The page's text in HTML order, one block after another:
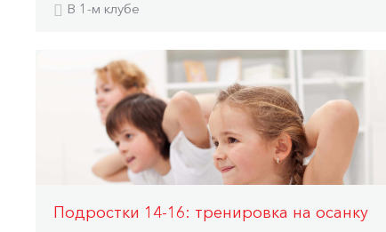
В 1-м клубе
Подростки 14-16: тренировка на осанку